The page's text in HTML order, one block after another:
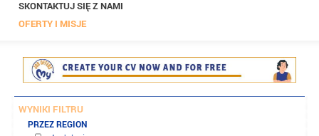
DOM
KIM JESTEŚMY
SKONTAKTUJ SIĘ Z NAMI